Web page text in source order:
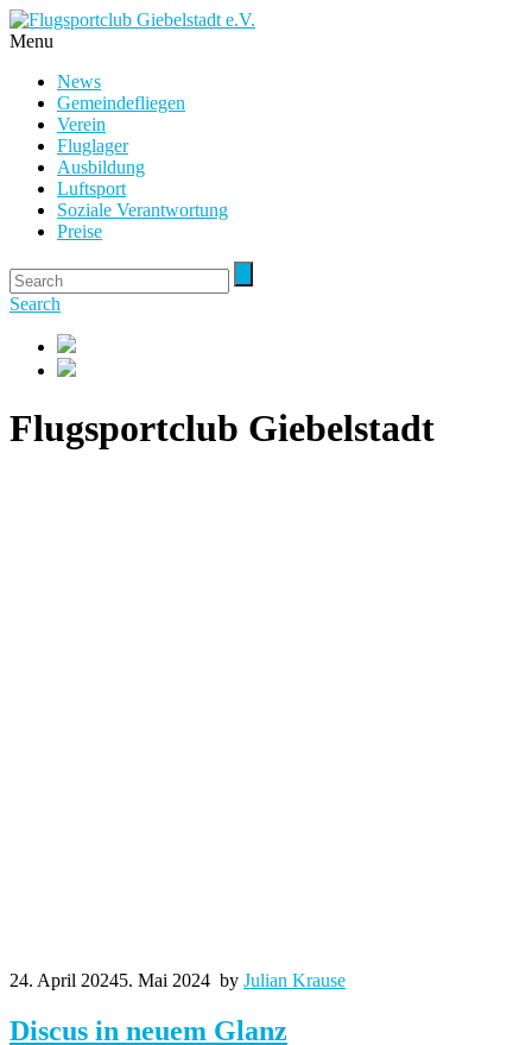
Menu
News
Gemeindefliegen
Verein
Fluglager
Ausbildung
Luftsport
Soziale Verantwortung
Preise
Search
Flugsportclub Giebelstadt
24. April 20245. Mai 2024 by Julian Krause
Discus in neuem Glanz